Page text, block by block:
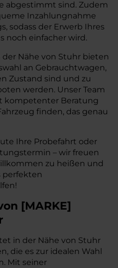
abgestimmt sind. Zudem
Inzahlungnahme
sodass der Erwerb Ihres
noch einfacher wird.
Nähe von Stuhr bieten
an Gebrauchtwagen,
Zustand sind und zu
werden. Unser Team
kompetenter Beratung
finden, das genau
Ihre Probefahrt oder
– wir freuen
zu heißen und
perfekten
[MARKE]
in der Nähe von Stuhr
die es zur idealen Wahl
Mit seiner